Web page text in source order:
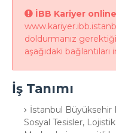
İBB Kariyer
doldurmanız
aşağıdaki bağlantıları
İş Tanımı
İstanbul Büyüksehir
Sosyal Tesisler,